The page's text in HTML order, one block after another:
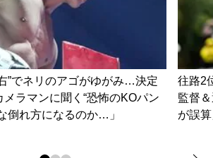
”でネリのアゴがゆがみ…決定
ラマンに聞く“恐怖のKOパン
倒れ方になるのか…」
往路2
監督
が誤